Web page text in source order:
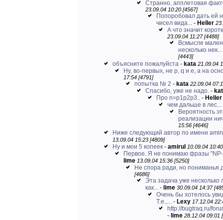
Странно, апплетовая
23.09.04 10:20 [4567]
Попоробовал дать ей
чисел вида... - Heller
А что значит
23.09.04 11:27 [4488]
Всмысле
несколько нек...
[4443]
объясните пожалуйста - kata 21.09.04
Ну, во-первых, не p, q и e, а на
17:54 [4791]
попытка № 2 - kata 22.09.04
Спасибо, уже не надо. -
Про n=p1p2p3.. - Heller
чем дальше в лес...
Вероятность
реализации
15:56 [4646]
Ниже следующий автор по имени
13.09.04 15:23 [4809]
Ну и мои 5 копеек - amirul 10.09.04
Первое. Я не понимаю фразы "NP-
lime 13.09.04 15:36 [5250]
Не спора ради, но пониманья
[4686]
Эта задача уже несколько
как... - lime 30.09.04 14:37
Очень бы хотелось
Т.е.,... - Lexy 17.12.04
http://bugtraq.ru/
- lime 28.12.04 09:01